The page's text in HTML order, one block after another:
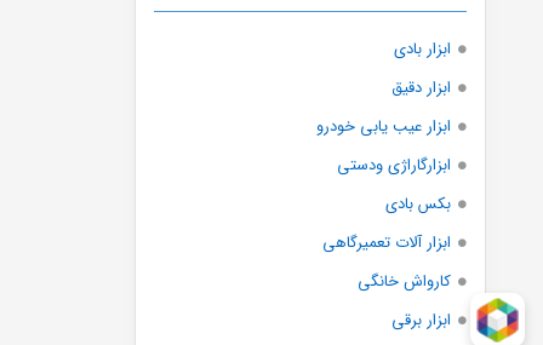
Licota
LK
Lk tools
Makita
Mita
ابزار بادی
ابزار دقیق
ابزار عیب یابی خودرو
ابزارگاراژی ودستی
بکس بادی
ابزار آلات تعمیرگاهی
کارواش خانگی
ابزار برقی